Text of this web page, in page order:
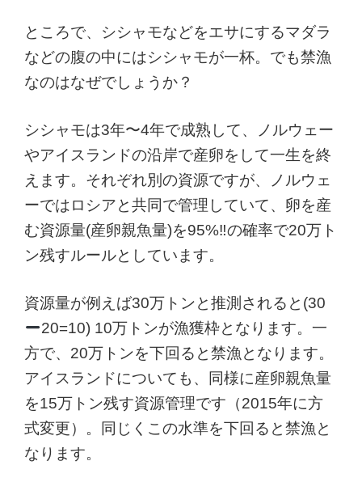
ところで、シシャモなどをエサにするマダラ
などの腹の中にはシシャモが一杯。でも禁漁
なのはなぜでしょうか？
シシャモは3年〜4年で成熟して、ノルウェー
やアイスランドの沿岸で産卵をして一生を終
えます。それぞれ別の資源ですが、ノルウェ
ーではロシアと共同で管理していて、卵を産
む資源量(産卵親魚量)を95%‼︎の確率で20万ト
ン残すルールとしています。
資源量が例えば30万トンと推測されると(30
20=10) 10万トンが漁獲枠となります。一
方で、20万トンを下回ると禁漁となります。
アイスランドについても、同様に産卵親魚量
を15万トン残す資源管理です（2015年に方
式変更）。同じくこの水準を下回ると禁漁と
なります。